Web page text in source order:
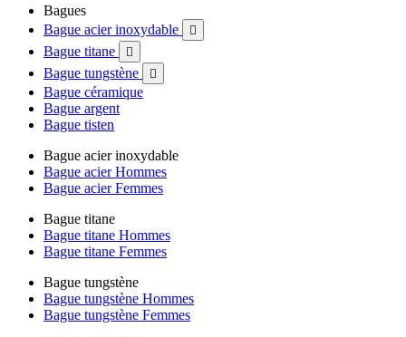
Bagues
Bague acier inoxydable

Bague titane 
Bague tungstène 
Bague céramique
Bague argent
Bague tisten
Bague acier inoxydable
Bague acier Hommes
Bague acier Femmes
Bague titane
Bague titane Hommes
Bague titane Femmes
Bague tungstène
Bague tungstène Hommes
Bague tungstène Femmes